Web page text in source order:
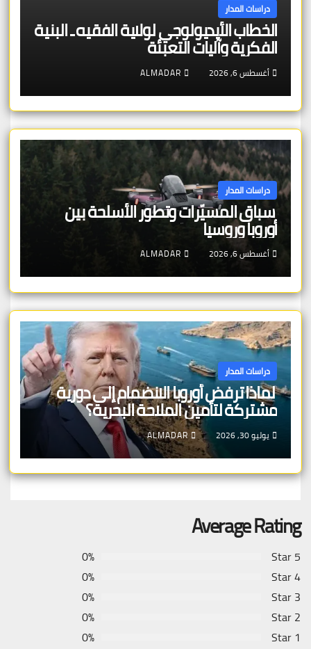
دراسات المدار
الخطاب الأيديولوجي لولاية الفقيه ـ البنية
الفكرية وآليات التعبئة
أغسطس 6, 2026 ALMADAR
دراسات المدار
سباق المسيّرات وتطور الأسلحة بين
أوروبا وروسيا
أغسطس 6, 2026 ALMADAR
دراسات المدار
لماذا ترفض أوروبا الانضمام إلى دورية
مشتركة لتأمين الملاحة البحرية؟
يوليو 30, 2026 ALMADAR
Average Rating
5 Star
0%
4 Star
0%
3 Star
0%
2 Star
0%
1 Star
0%